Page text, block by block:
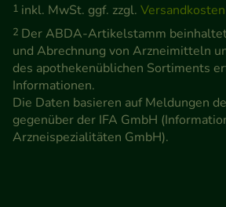
1 inkl. MwSt. ggf. zzgl. Versandkosten
2 Der ABDA-Artikelstamm
und Abrechnung von Arzneimitteln
des apothekenüblichen Sortiments
Informationen.
Die Daten basieren auf Meldungen
gegenüber der IFA GmbH
Arzneispezialitäten GmbH).